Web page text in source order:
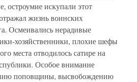
остроумие искупали этот
жизнь воинских
Осмеивались нерадивые
хозяйственники, плохие шефы
места отводилось сатире на
Особое внимание
поповщины, высвобождению